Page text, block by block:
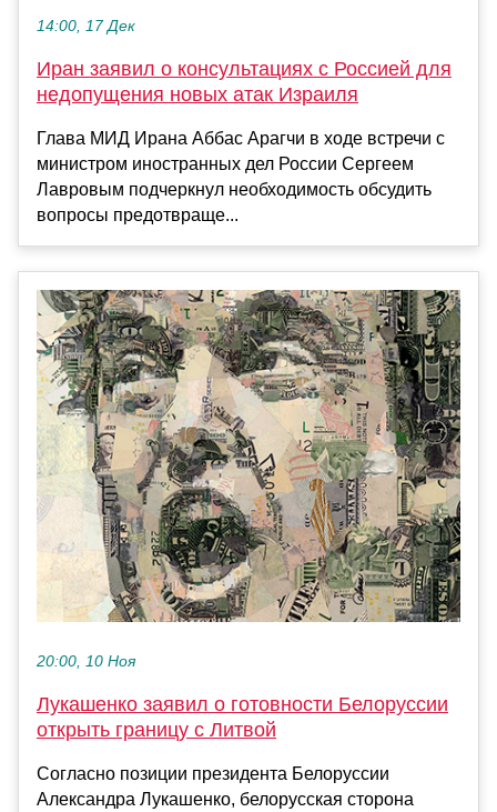
14:00, 17 Дек
Иран заявил о консультациях с Россией для
недопущения новых атак Израиля
Глава МИД Ирана Аббас Арагчи в ходе встречи с
министром иностранных дел России Сергеем
Лавровым подчеркнул необходимость обсудить
вопросы предотвраще...
20:00, 10 Ноя
Лукашенко заявил о готовности Белоруссии
открыть границу с Литвой
Согласно позиции президента Белоруссии
Александра Лукашенко, белорусская сторона